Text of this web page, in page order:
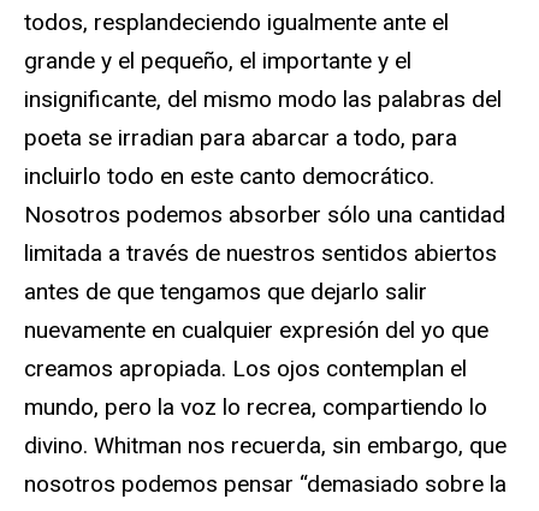
todos, resplandeciendo igualmente ante el
grande y el pequeño, el importante y el
insignificante, del mismo modo las palabras del
poeta se irradian para abarcar a todo, para
incluirlo todo en este canto democrático.
Nosotros podemos absorber sólo una cantidad
limitada a través de nuestros sentidos abiertos
antes de que tengamos que dejarlo salir
nuevamente en cualquier expresión del yo que
creamos apropiada. Los ojos contemplan el
mundo, pero la voz lo recrea, compartiendo lo
divino. Whitman nos recuerda, sin embargo, que
nosotros podemos pensar “demasiado sobre la